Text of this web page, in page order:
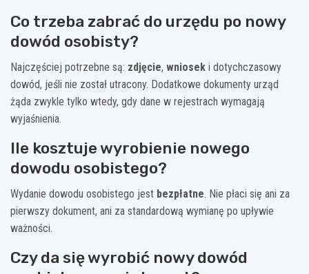
Co trzeba zabrać do urzędu po nowy
dowód osobisty?
Najczęściej potrzebne są: zdjęcie, wniosek i dotychczasowy
dowód, jeśli nie został utracony. Dodatkowe dokumenty urząd
żąda zwykle tylko wtedy, gdy dane w rejestrach wymagają
wyjaśnienia.
Ile kosztuje wyrobienie nowego
dowodu osobistego?
Wydanie dowodu osobistego jest bezpłatne. Nie płaci się ani za
pierwszy dokument, ani za standardową wymianę po upływie
ważności.
Czy da się wyrobić nowy dowód